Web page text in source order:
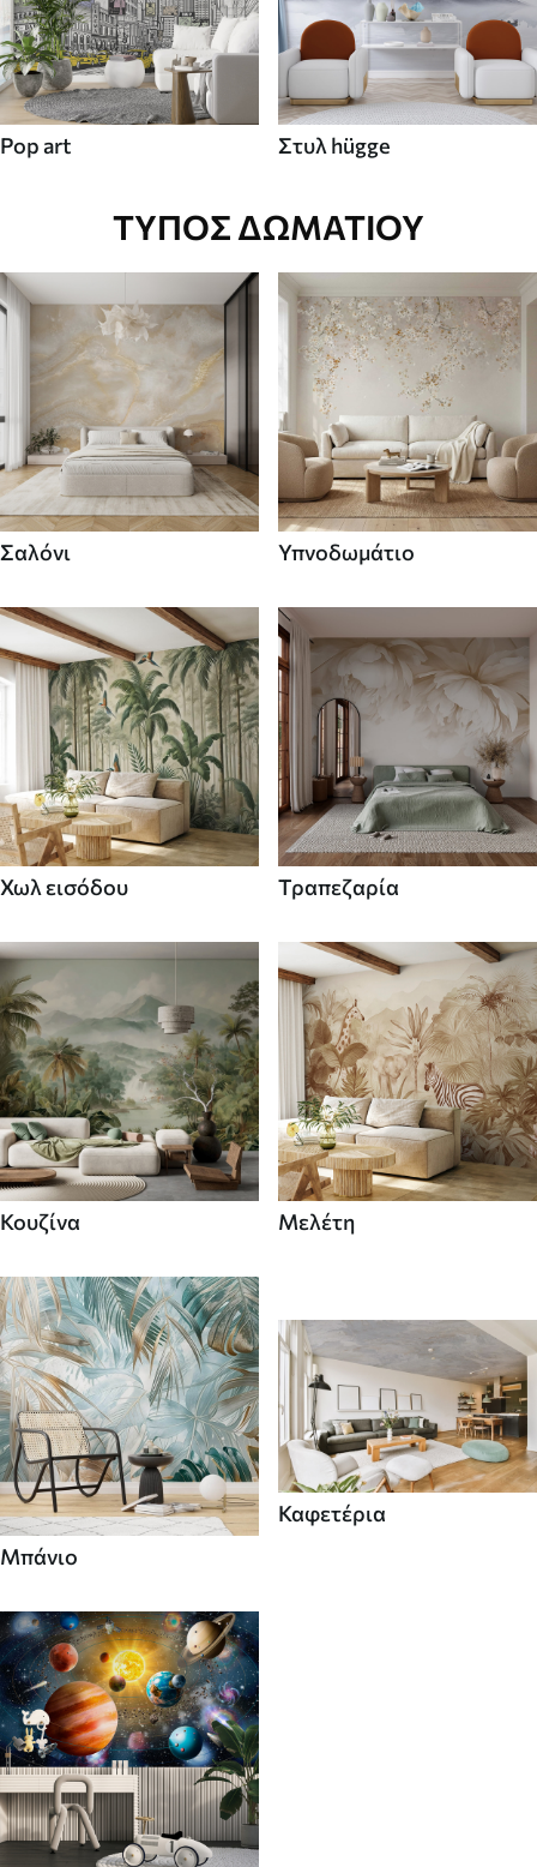
Pop art Στυλ hügge
ΤΎΠΟΣ ΔΩΜΑΤΊΟΥ
Σαλόνι Υπνοδωμάτιο
Χωλ εισόδου Τραπεζαρία
Κουζίνα Μελέτη
Μπάνιο
Καφετέρια